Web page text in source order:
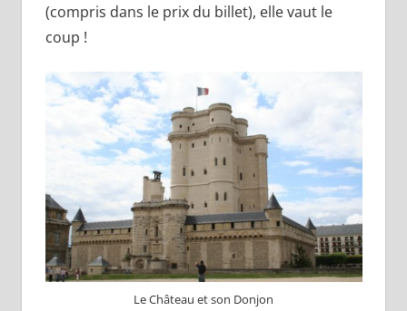
(compris dans le prix du billet), elle vaut le
coup !
Le Château et son Donjon